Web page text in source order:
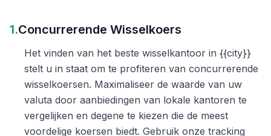
1.Concurrerende Wisselkoers
Het vinden van het beste wisselkantoor in {{city}}
stelt u in staat om te profiteren van concurrerende
wisselkoersen. Maximaliseer de waarde van uw
valuta door aanbiedingen van lokale kantoren te
vergelijken en degene te kiezen die de meest
voordelige koersen biedt. Gebruik onze tracking